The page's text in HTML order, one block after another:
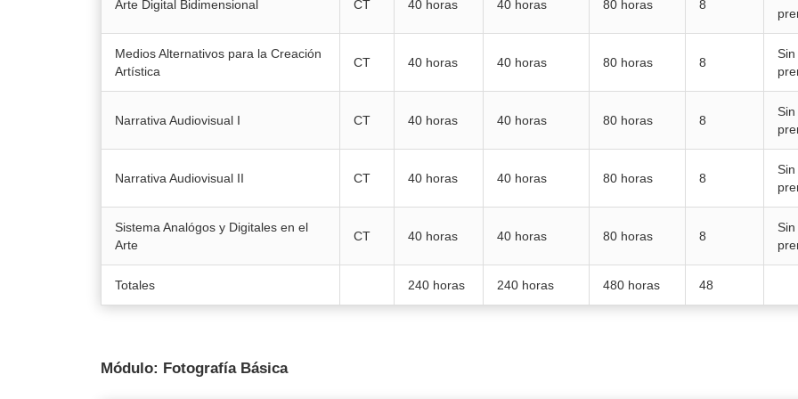
Arte Digital Bidimensional CT 40 horas 40 horas 80 horas 8
Medios Alternativos para la Creación
Artística
CT 40 horas 40 horas 80 horas 8
Sin
Narrativa Audiovisual I CT 40 horas 40 horas 80 horas 8
Sin
Narrativa Audiovisual II CT 40 horas 40 horas 80 horas 8
Sin
Sistema Analógos y Digitales en el
Arte
CT 40 horas 40 horas 80 horas 8
Sin
Totales 240 horas 240 horas 480 horas 48
Módulo: Fotografía Básica